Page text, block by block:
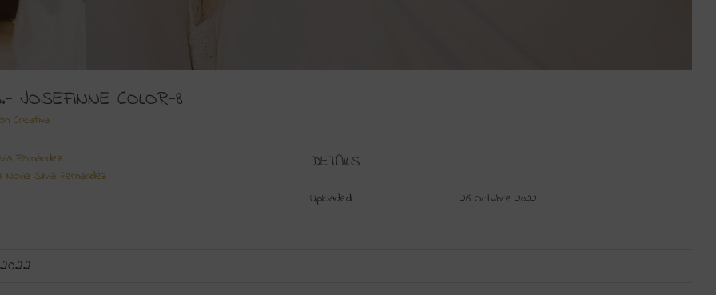
JOSEFINNE COLOR-8
Creativa
Fernández
Novia Silvia Fernandez
DETAILS
Uploaded 26 Octubre 2022